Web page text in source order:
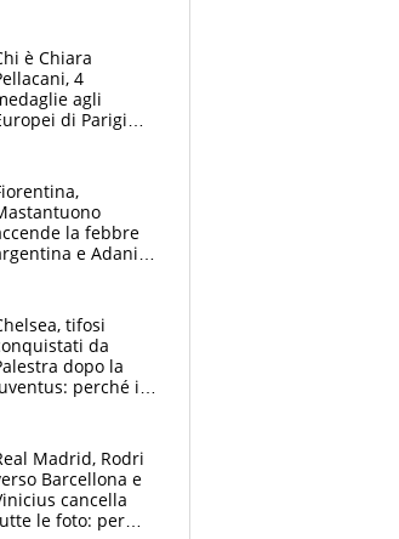
è Chiara
4
agli
di Parigi
mamma
e il
calciatore
la febbre
e Adani
a Commisso
tifosi
da
dopo la
perché i
Madrid, Rodri
Barcellona e
cancella
le foto: per